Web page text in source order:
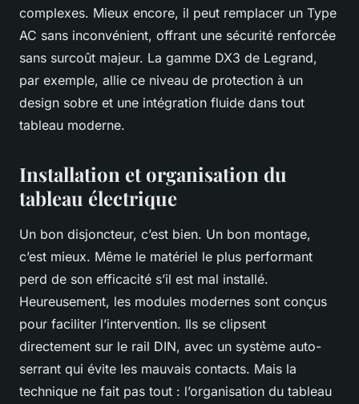
complexes. Mieux encore, il peut remplacer un Type
AC sans inconvénient, offrant une sécurité renforcée
sans surcoût majeur. La gamme DX3 de Legrand,
par exemple, allie ce niveau de protection à un
design sobre et une intégration fluide dans tout
tableau moderne.
Installation et organisation du
tableau électrique
Un bon disjoncteur, c’est bien. Un bon montage,
c’est mieux. Même le matériel le plus performant
perd de son efficacité s’il est mal installé.
Heureusement, les modules modernes sont conçus
pour faciliter l’intervention. Ils se clipsent
directement sur le rail DIN, avec un système auto-
serrant qui évite les mauvais contacts. Mais la
technique ne fait pas tout : l’organisation du tableau